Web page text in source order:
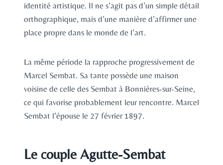
identité artistique. Il ne s’agit pas d’un simple détail
orthographique, mais d’une manière d’affirmer une
place propre dans le monde de l’art.
La même période la rapproche progressivement de
Marcel Sembat. Sa tante possède une maison
voisine de celle des Sembat à Bonnières-sur-Seine,
ce qui favorise probablement leur rencontre. Marcel
Sembat l’épouse le 27 février 1897.
Le couple Agutte-Sembat